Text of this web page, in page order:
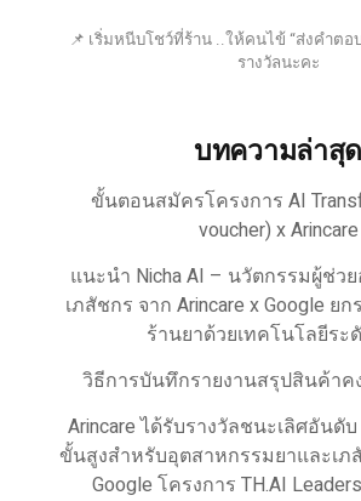
📌 เริ่มหนีบโชว์ที่ร้าน ..ให้คนไข้ “ส่งคำตอ
รางวัลนะคะ
บทความล่าสุด
ขั้นตอนสมัครโครงการ AI
voucher) x Arincare
แนะนำ Nicha AI – นวัตกรรมผู้ช่ว
เภสัชกร จาก Arincare x Google ย
ร้านยาด้วยเทคโนโลยีระ
วิธีการบันทึกรายงานสรุปสินค้า
Arincare ได้รับรางวัลชนะเลิศอันดั
ขั้นสูงสำหรับอุตสาหกรรมยาและเภ
Google โครงการ TH.AI